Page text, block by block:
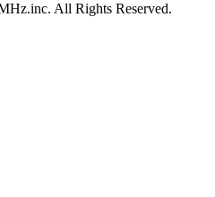
All Rights Reserved.